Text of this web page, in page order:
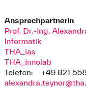
Ansprechpartnerin
Prof. Dr.-Ing.
Informatik
THA_ias
THA_innolab
Telefon:
+49 821